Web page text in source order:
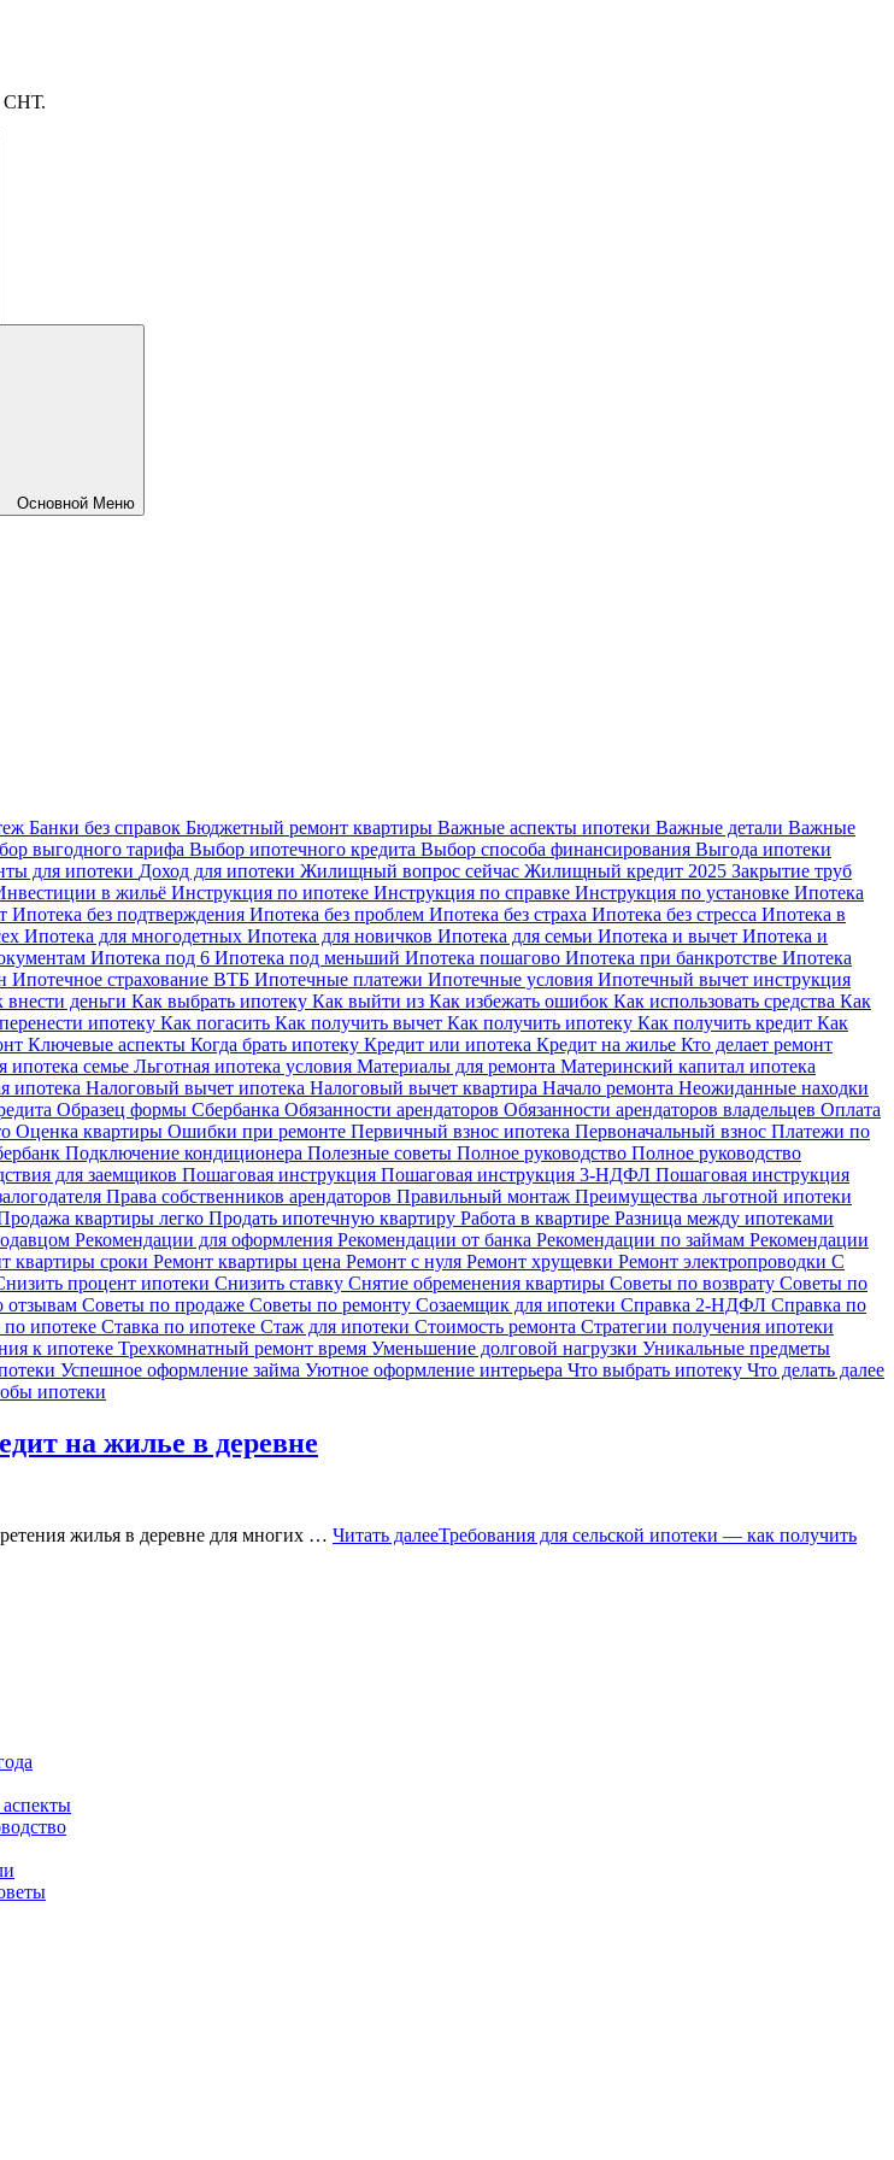
СНТ.
Основной Меню
Банки без справок Бюджетный ремонт квартиры Важные аспекты ипотеки Важные детали Важные
выгодного тарифа Выбор ипотечного кредита Выбор способа финансирования Выгода ипотеки
для ипотеки Доход для ипотеки Жилищный вопрос сейчас Жилищный кредит 2025 Закрытие труб
в жильё Инструкция по ипотеке Инструкция по справке Инструкция по установке Ипотека
Ипотека без подтверждения Ипотека без проблем Ипотека без страха Ипотека без стресса Ипотека в
Ипотека для многодетных Ипотека для новичков Ипотека для семьи Ипотека и вычет Ипотека и
Ипотека под 6 Ипотека под меньший Ипотека пошагово Ипотека при банкротстве Ипотека
Ипотечное страхование ВТБ Ипотечные платежи Ипотечные условия Ипотечный вычет инструкция
внести деньги Как выбрать ипотеку Как выйти из Как избежать ошибок Как использовать средства Как
ипотеку Как погасить Как получить вычет Как получить ипотеку Как получить кредит Как
Ключевые аспекты Когда брать ипотеку Кредит или ипотека Кредит на жилье Кто делает ремонт
ипотека семье Льготная ипотека условия Материалы для ремонта Материнский капитал ипотека
ипотека Налоговый вычет ипотека Налоговый вычет квартира Начало ремонта Неожиданные находки
Образец формы Сбербанка Обязанности арендаторов Обязанности арендаторов владельцев Оплата
Оценка квартиры Ошибки при ремонте Первичный взнос ипотека Первоначальный взнос Платежи по
Подключение кондиционера Полезные советы Полное руководство Полное руководство
для заемщиков Пошаговая инструкция Пошаговая инструкция 3-НДФЛ Пошаговая инструкция
Права собственников арендаторов Правильный монтаж Преимущества льготной ипотеки
квартиры легко Продать ипотечную квартиру Работа в квартире Разница между ипотеками
Рекомендации для оформления Рекомендации от банка Рекомендации по займам Рекомендации
квартиры сроки Ремонт квартиры цена Ремонт с нуля Ремонт хрущевки Ремонт электропроводки С
процент ипотеки Снизить ставку Снятие обременения квартиры Советы по возврату Советы по
отзывам Советы по продаже Советы по ремонту Созаемщик для ипотеки Справка 2-НДФЛ Справка по
ипотеке Ставка по ипотеке Стаж для ипотеки Стоимость ремонта Стратегии получения ипотеки
к ипотеке Трехкомнатный ремонт время Уменьшение долговой нагрузки Уникальные предметы
Успешное оформление займа Уютное оформление интерьера Что выбрать ипотеку Что делать далее
ипотеки
на жилье в деревне
жилья в деревне для многих … Читать далееТребования для сельской ипотеки — как получить